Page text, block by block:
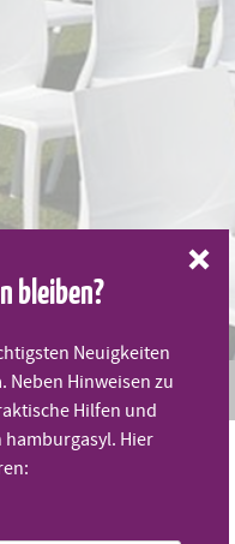
TERMINE THEMEN
bleiben?
Neuigkeiten
Neben Hinweisen zu
Hilfen und
Hier